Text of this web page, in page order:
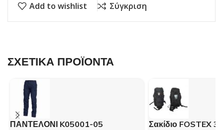
Add to wishlist Σύγκριση
ΣΧΕΤΙΚΑ ΠΡΟΪΟΝΤΑ
ΠΑΝΤΕΛΟΝΙ K05001-05
Σακίδιο FOSTEX